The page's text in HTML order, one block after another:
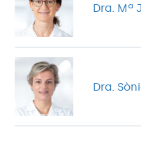
Dra. Mª
Dra.